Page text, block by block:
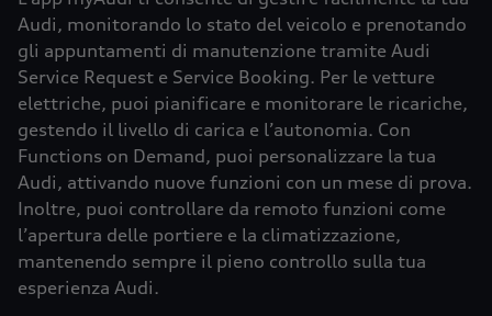
Audi, monitorando lo stato del veicolo e prenotando
gli appuntamenti di manutenzione tramite Audi
Service Request e Service Booking. Per le vetture
elettriche, puoi pianificare e monitorare le ricariche,
gestendo il livello di carica e l’autonomia. Con
Functions on Demand, puoi personalizzare la tua
Audi, attivando nuove funzioni con un mese di prova.
Inoltre, puoi controllare da remoto funzioni come
l’apertura delle portiere e la climatizzazione,
mantenendo sempre il pieno controllo sulla tua
esperienza Audi.